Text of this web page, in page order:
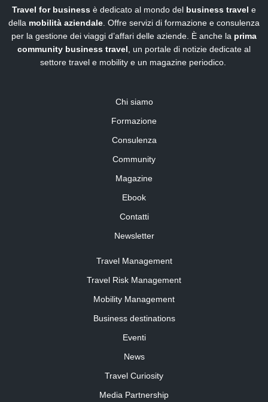
Travel for business è dedicato al mondo del business travel e
della mobilità aziendale . Offre servizi di formazione e consulenza
per la gestione dei viaggi d’affari delle aziende. È anche la prima
community business travel , un portale di notizie dedicate al
settore travel e mobility e un magazine periodico.
Chi siamo
Formazione
Consulenza
Community
Magazine
Ebook
Contatti
Newsletter
Travel Management
Travel Risk Management
Mobility Management
Business destinations
Eventi
News
Travel Curiosity
Media Partnership